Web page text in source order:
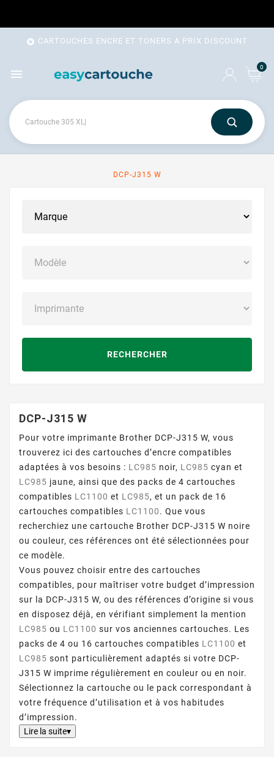
 CARTOUCHES ENCRE ET TONERS A PRIX DISCOUNT
 0
DCP-J315 W
RECHERCHER
DCP-J315 W
Pour votre imprimante Brother DCP-J315 W, vous
trouverez ici des cartouches d’encre compatibles
adaptées à vos besoins : LC985 noir, LC985 cyan et
LC985 jaune, ainsi que des packs de 4 cartouches
compatibles LC1100 et LC985, et un pack de 16
cartouches compatibles LC1100. Que vous
recherchiez une cartouche Brother DCP-J315 W noire
ou couleur, ces références ont été sélectionnées pour
ce modèle.
Vous pouvez choisir entre des cartouches
compatibles, pour maîtriser votre budget d’impression
sur la DCP-J315 W, ou des références d’origine si vous
en disposez déjà, en vérifiant simplement la mention
LC985 ou LC1100 sur vos anciennes cartouches. Les
packs de 4 ou 16 cartouches compatibles LC1100 et
LC985 sont particulièrement adaptés si votre DCP-
J315 W imprime régulièrement en couleur ou en noir.
Sélectionnez la cartouche ou le pack correspondant à
votre fréquence d’utilisation et à vos habitudes
d’impression.
Lire la suite▾